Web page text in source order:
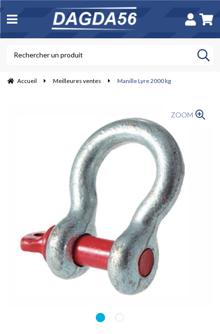
Accueil Meilleures ventes Manille Lyre 2000 kg
ZOOM